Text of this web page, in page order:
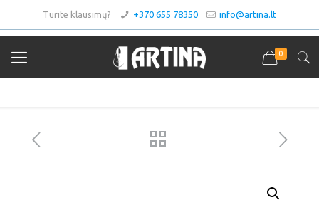
Turite klausimų? +370 655 78350 info@artina.lt
0
Asortimentas